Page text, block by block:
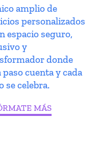
amplio de
personalizados
espacio seguro,
y
donde
paso cuenta y cada
se celebra.
MÁS